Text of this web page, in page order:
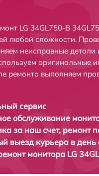
LG 34GL750-B
любой сложности.
неисправные
оригинальные
ремонта выполняем
сервис
обслуживание
за наш счет, ремонт
выезд курьера в
монитора LG